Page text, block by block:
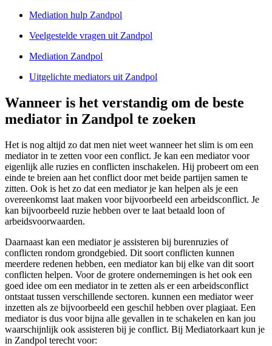
Mediation hulp Zandpol
Veelgestelde vragen uit Zandpol
Mediation Zandpol
Uitgelichte mediators uit Zandpol
Wanneer is het verstandig om de beste
mediator in Zandpol te zoeken
Het is nog altijd zo dat men niet weet wanneer het slim is om een
mediator in te zetten voor een conflict. Je kan een mediator voor
eigenlijk alle ruzies en conflicten inschakelen. Hij probeert om een
einde te breien aan het conflict door met beide partijen samen te
zitten. Ook is het zo dat een mediator je kan helpen als je een
overeenkomst laat maken voor bijvoorbeeld een arbeidsconflict. Je
kan bijvoorbeeld ruzie hebben over te laat betaald loon of
arbeidsvoorwaarden.
Daarnaast kan een mediator je assisteren bij burenruzies of
conflicten rondom grondgebied. Dit soort conflicten kunnen
meerdere redenen hebben, een mediator kan bij elke van dit soort
conflicten helpen. Voor de grotere ondernemingen is het ook een
goed idee om een mediator in te zetten als er een arbeidsconflict
ontstaat tussen verschillende sectoren. kunnen een mediator weer
inzetten als ze bijvoorbeeld een geschil hebben over plagiaat. Een
mediator is dus voor bijna alle gevallen in te schakelen en kan jou
waarschijnlijk ook assisteren bij je conflict. Bij Mediatorkaart kun je
in Zandpol terecht voor: